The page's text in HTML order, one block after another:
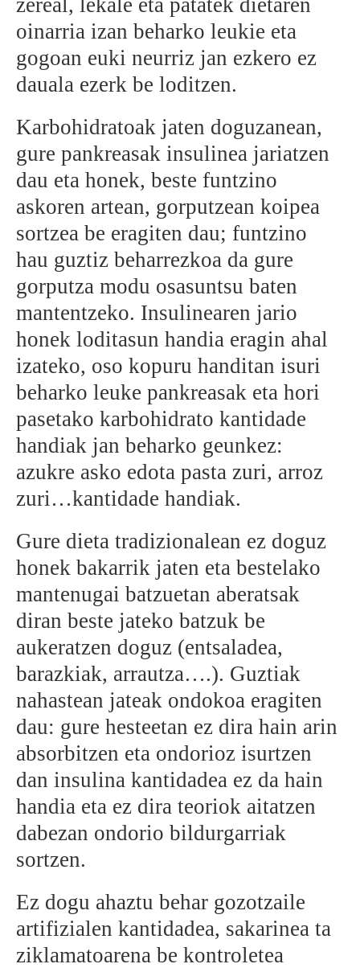
BEREZIAK
ARGAZKIAK
... AUKERA GEHIAGO
oinarria izan beharko leukie eta
gogoan euki neurriz jan ezkero ez
dauala ezerk be loditzen.
Karbohidratoak jaten doguzanean,
gure pankreasak insulinea jariatzen
dau eta honek, beste funtzino
askoren artean, gorputzean koipea
sortzea be eragiten dau; funtzino
hau guztiz beharrezkoa da gure
gorputza modu osasuntsu baten
mantentzeko. Insulinearen jario
honek loditasun handia eragin ahal
izateko, oso kopuru handitan isuri
beharko leuke pankreasak eta hori
pasetako karbohidrato kantidade
handiak jan beharko geunkez:
azukre asko edota pasta zuri, arroz
zuri…kantidade handiak.
Gure dieta tradizionalean ez doguz
honek bakarrik jaten eta bestelako
mantenugai batzuetan aberatsak
diran beste jateko batzuk be
aukeratzen doguz (entsaladea,
barazkiak, arrautza….). Guztiak
nahastean jateak ondokoa eragiten
dau: gure hesteetan ez dira hain arin
absorbitzen eta ondorioz isurtzen
dan insulina kantidadea ez da hain
handia eta ez dira teoriok aitatzen
dabezan ondorio bildurgarriak
sortzen.
Ez dogu ahaztu behar gozotzaile
artifizialen kantidadea, sakarinea ta
ziklamatoarena be kontroletea